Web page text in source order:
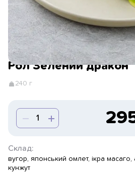
Рол Зелений дракон
240 г
Склад:
вугор, японський омлет, ікра масаго,
кунжут